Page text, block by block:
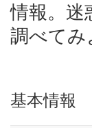
情報。迷
調べてみ
基本情報